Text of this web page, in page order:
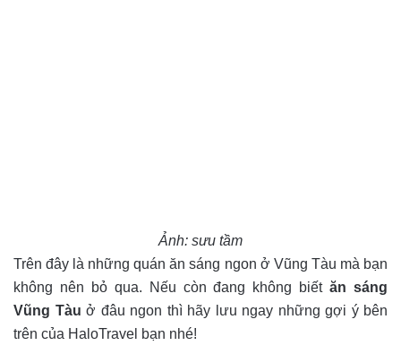
Ảnh: sưu tầm
Trên đây là những quán ăn sáng ngon ở Vũng Tàu mà bạn
không nên bỏ qua. Nếu còn đang không biếtăn sáng
Vũng Tàu ở đâu ngon thì hãy lưu ngay những gợi ý bên
trên của HaloTravel bạn nhé!